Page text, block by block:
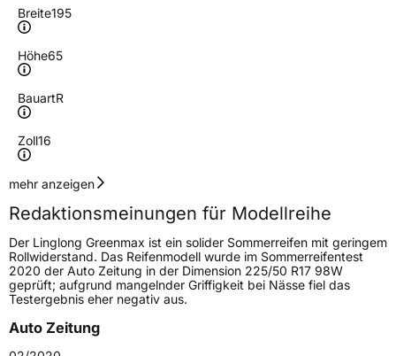
Breite195
Höhe65
BauartR
Zoll16
Geschwindigkeitsindex
Höchstgeschwindigkeit
170 km/h
Lastindex104/102
Höchstlast900/850 kg
Generelle Merkmale
mehr anzeigen
Redaktionsmeinungen für Modellreihe
Der Linglong Greenmax ist ein solider Sommerreifen mit geringem
Rollwiderstand. Das Reifenmodell wurde im Sommerreifentest
2020 der Auto Zeitung in der Dimension 225/50 R17 98W
geprüft; aufgrund mangelnder Griffigkeit bei Nässe fiel das
Testergebnis eher negativ aus.
Auto Zeitung